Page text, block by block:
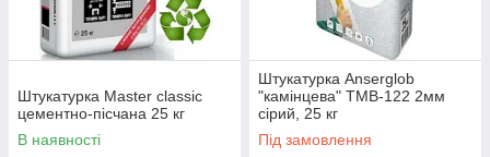
Штукатурка Master classic
цементно-пісчана 25 кг
В наявності
Штукатурка Anserglob
"камінцева" ТМВ-122 2мм
сірий, 25 кг
Під замовлення